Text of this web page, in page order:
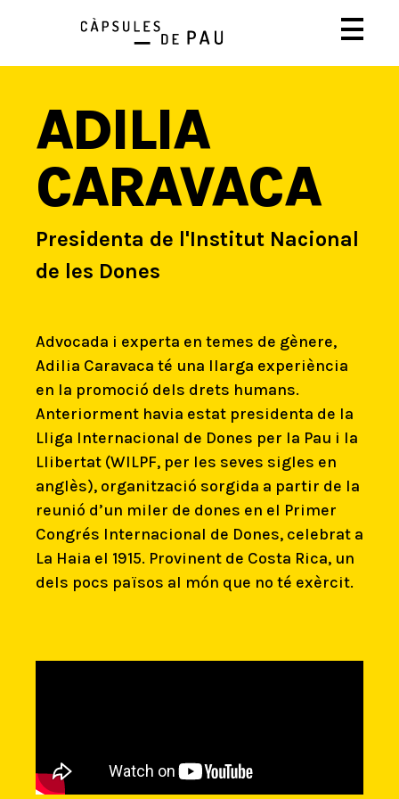
ADILIA
CARAVACA
Presidenta de l'Institut Nacional
de les Dones
Advocada i experta en temes de gènere,
Adilia Caravaca té una llarga experiència
en la promoció dels drets humans.
Anteriorment havia estat presidenta de la
Lliga Internacional de Dones per la Pau i la
Llibertat (WILPF, per les seves sigles en
anglès), organització sorgida a partir de la
reunió d’un miler de dones en el Primer
Congrés Internacional de Dones, celebrat a
La Haia el 1915. Provinent de Costa Rica, un
dels pocs països al món que no té exèrcit.